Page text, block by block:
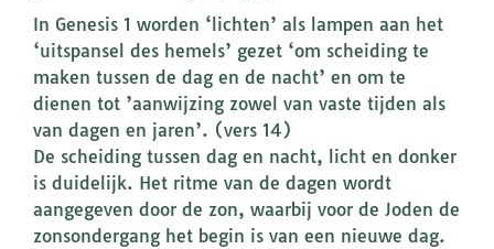
In Genesis 1 worden ‘lichten’ als lampen aan het
‘uitspansel des hemels’ gezet ‘om scheiding te
maken tussen de dag en de nacht’ en om te
dienen tot ’aanwijzing zowel van vaste tijden als
van dagen en jaren’. (vers 14)
De scheiding tussen dag en nacht, licht en donker
is duidelijk. Het ritme van de dagen wordt
aangegeven door de zon, waarbij voor de Joden de
zonsondergang het begin is van een nieuwe dag.